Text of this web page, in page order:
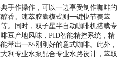
手作操作，可以一边享受制作咖啡的
香。速萃胶囊模式则一键快节奏萃
。同时，双子星半自动咖啡机搭载专
豆产地风味，PID智能精控系统，精
萃出一杯刚刚好的意式咖啡。此外，
利专业水泵配合专业水路设计，萃取